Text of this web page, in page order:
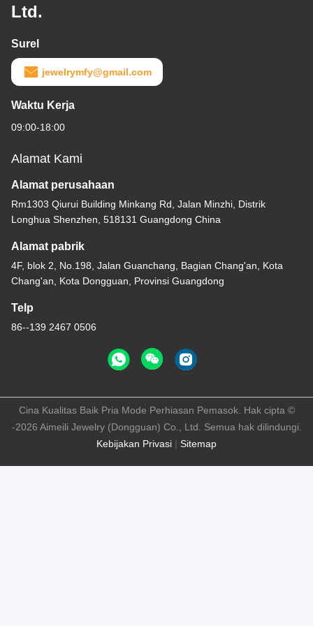
Ltd.
Surel
jewelrymfy@gmail.com
Waktu Kerja
09:00-18:00
Alamat Kami
Alamat perusahaan
Rm1303 Qiurui Building Minkang Rd, Jalan Minzhi, Distrik
Longhua Shenzhen, 518131 Guangdong China
Alamat pabrik
4F, blok 2, No.198, Jalan Guanchang, Bagian Chang'an, Kota
Chang'an, Kota Dongguan, Provinsi Guangdong
Telp
86--139 2467 0506
Kebijakan Privasi | Sitemap
Cina Kualitas Baik Pria Mode Perhiasan Pemasok. Hak cipta ©
-2026 Aimeili Jewelry (Dongguan) Co., Ltd. Semua hak dilindungi.